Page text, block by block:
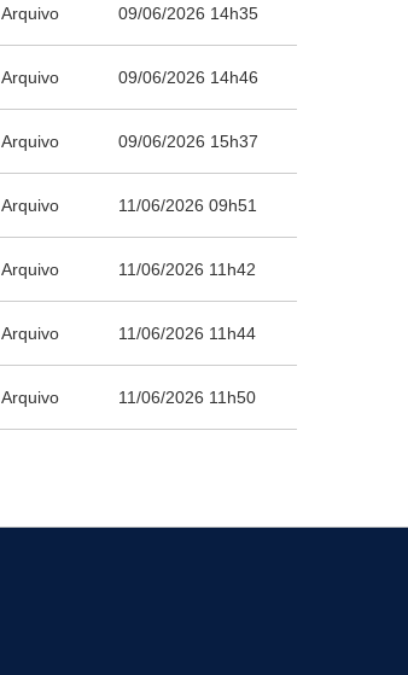
Arquivo 09/06/2026 14h35
Arquivo 09/06/2026 14h46
Arquivo 09/06/2026 15h37
Arquivo 11/06/2026 09h51
Arquivo 11/06/2026 11h42
Arquivo 11/06/2026 11h44
Arquivo 11/06/2026 11h50